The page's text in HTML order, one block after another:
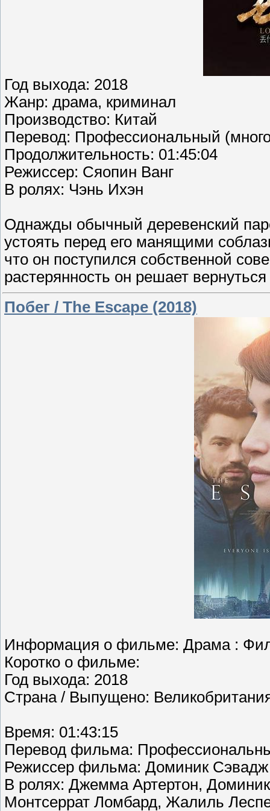
Год выхода: 2018
Жанр: драма, криминал
Производство: Китай
Перевод: Профессиональный
Продолжительность: 01:45:04
Режиссер: Сяопин Ванг
В ролях: Чэнь Ихэн
Однажды обычный деревенский
устоять перед его манящими
что он поступился собственной
растерянность он решает
Побег / The Escape (2018)
Информация о фильме: Драма :
Коротко о фильме:
Год выхода: 2018
Страна / Выпущено:
Время: 01:43:15
Перевод фильма:
Режиссер фильма: Доминик Сэвадж
В ролях: Джемма Артертон,
Монтсеррат Ломбард, Жалиль